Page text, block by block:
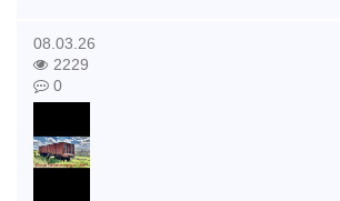
08.03.26
2229
0